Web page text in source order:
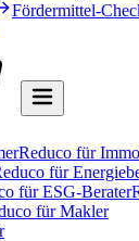
Fördermittel-
Reduco für
für
für ESG-Berater
für Makler